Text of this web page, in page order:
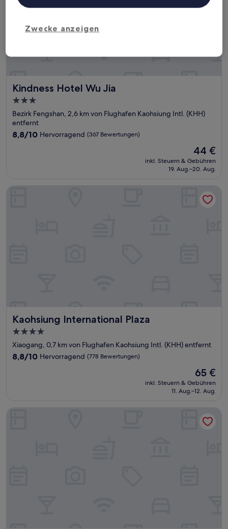
Kindness Hotel Wu Jia
Kindness Hotel Wu Jia
3.0-
Sterne-
Unterkunft
Bezirk Fengshan, 2,6 km von Flughafen Kaohsiung Intl. (KHH)
entfernt
8.8
8,8/10 Hervorragend (367 Bewertungen)
Der
Preis
beträgt
44 €
inkl. Steuern & Gebühren
19. Aug.–20. Aug.
Kaohsiung International Plaza
Kaohsiung International Plaza
4.0-
Sterne-
Unterkunft
Xiaogang, 0,7 km von Flughafen Kaohsiung Intl. (KHH) entfernt
8.8
8,8/10 Hervorragend (778 Bewertungen)
Der
Preis
beträgt
65 €
inkl. Steuern & Gebühren
11. Aug.–12. Aug.
The Riverside Hotel International
Zwecke anzeigen